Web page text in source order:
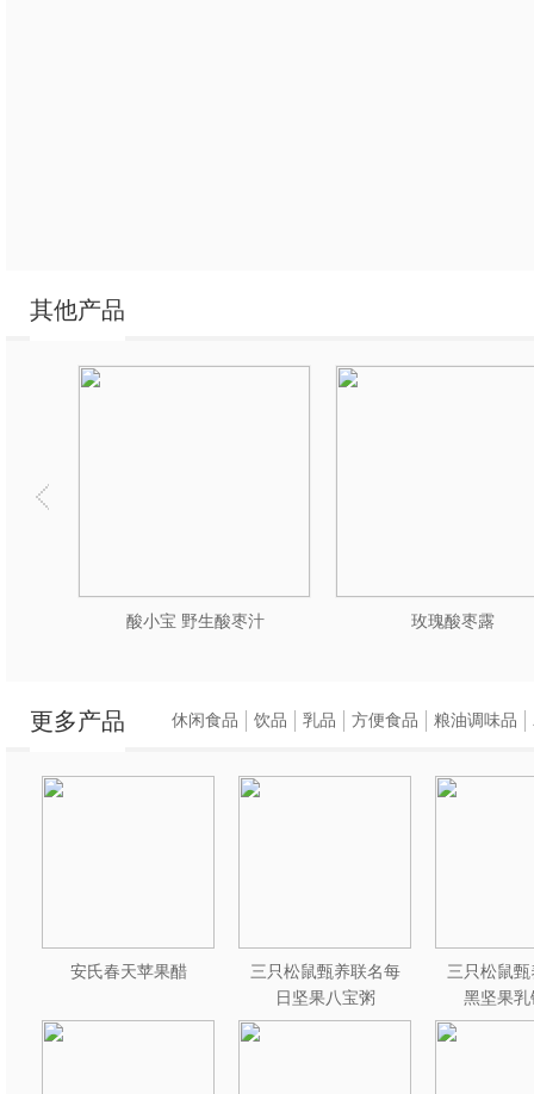
其他产品
酸小宝 野生酸枣汁 玫瑰酸枣露
更多产品
安氏春天苹果醋
三只松鼠甄养联名每
日坚果八宝粥
330g*12罐礼盒装
三只松鼠
黑坚果乳
240ml*20
休闲食品 饮品 乳品 方便食品 粮油调味品